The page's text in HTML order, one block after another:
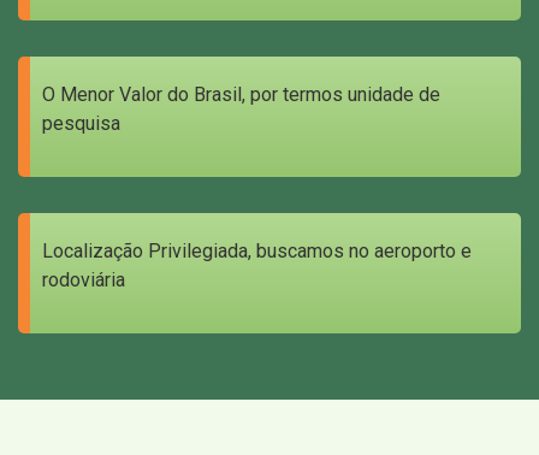
O Menor Valor do Brasil, por termos unidade de
pesquisa
Localização Privilegiada, buscamos no aeroporto e
rodoviária